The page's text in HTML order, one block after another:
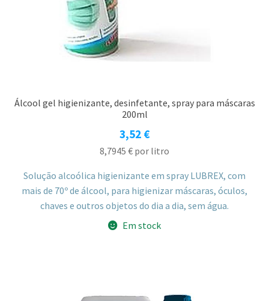
Álcool gel higienizante, desinfetante, spray para máscaras
200ml
3,52 €
8,7945 € por litro
Solução alcoólica higienizante em spray LUBREX, com
mais de 70º de álcool, para higienizar máscaras, óculos,
chaves e outros objetos do dia a dia, sem água.
Em stock